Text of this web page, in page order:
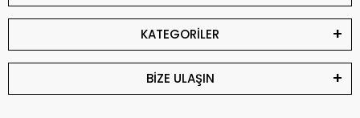
KATEGORİLER
BİZE ULAŞIN